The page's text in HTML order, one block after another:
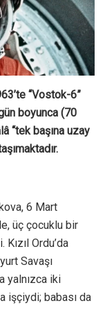
“Vostok-6”
boyunca (70
“tek başına uzay
6 Mart
üç çocuklu bir
Ordu’da
Savaşı
yalnızca iki
işçiydi; babası da